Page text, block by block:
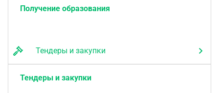
Получение образования
Тендеры и закупки
Тендеры и закупки